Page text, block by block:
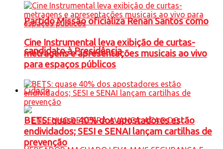
Partido Missão oficializa Renan Santos como
candidato à Presidência
Cidade
Cine Instrumental leva exibição de curtas-
metragens e apresentações musicais ao vivo
para espaços públicos
BETS: quase 40% dos apostadores estão
endividados; SESI e SENAI lançam cartilhas de
prevenção